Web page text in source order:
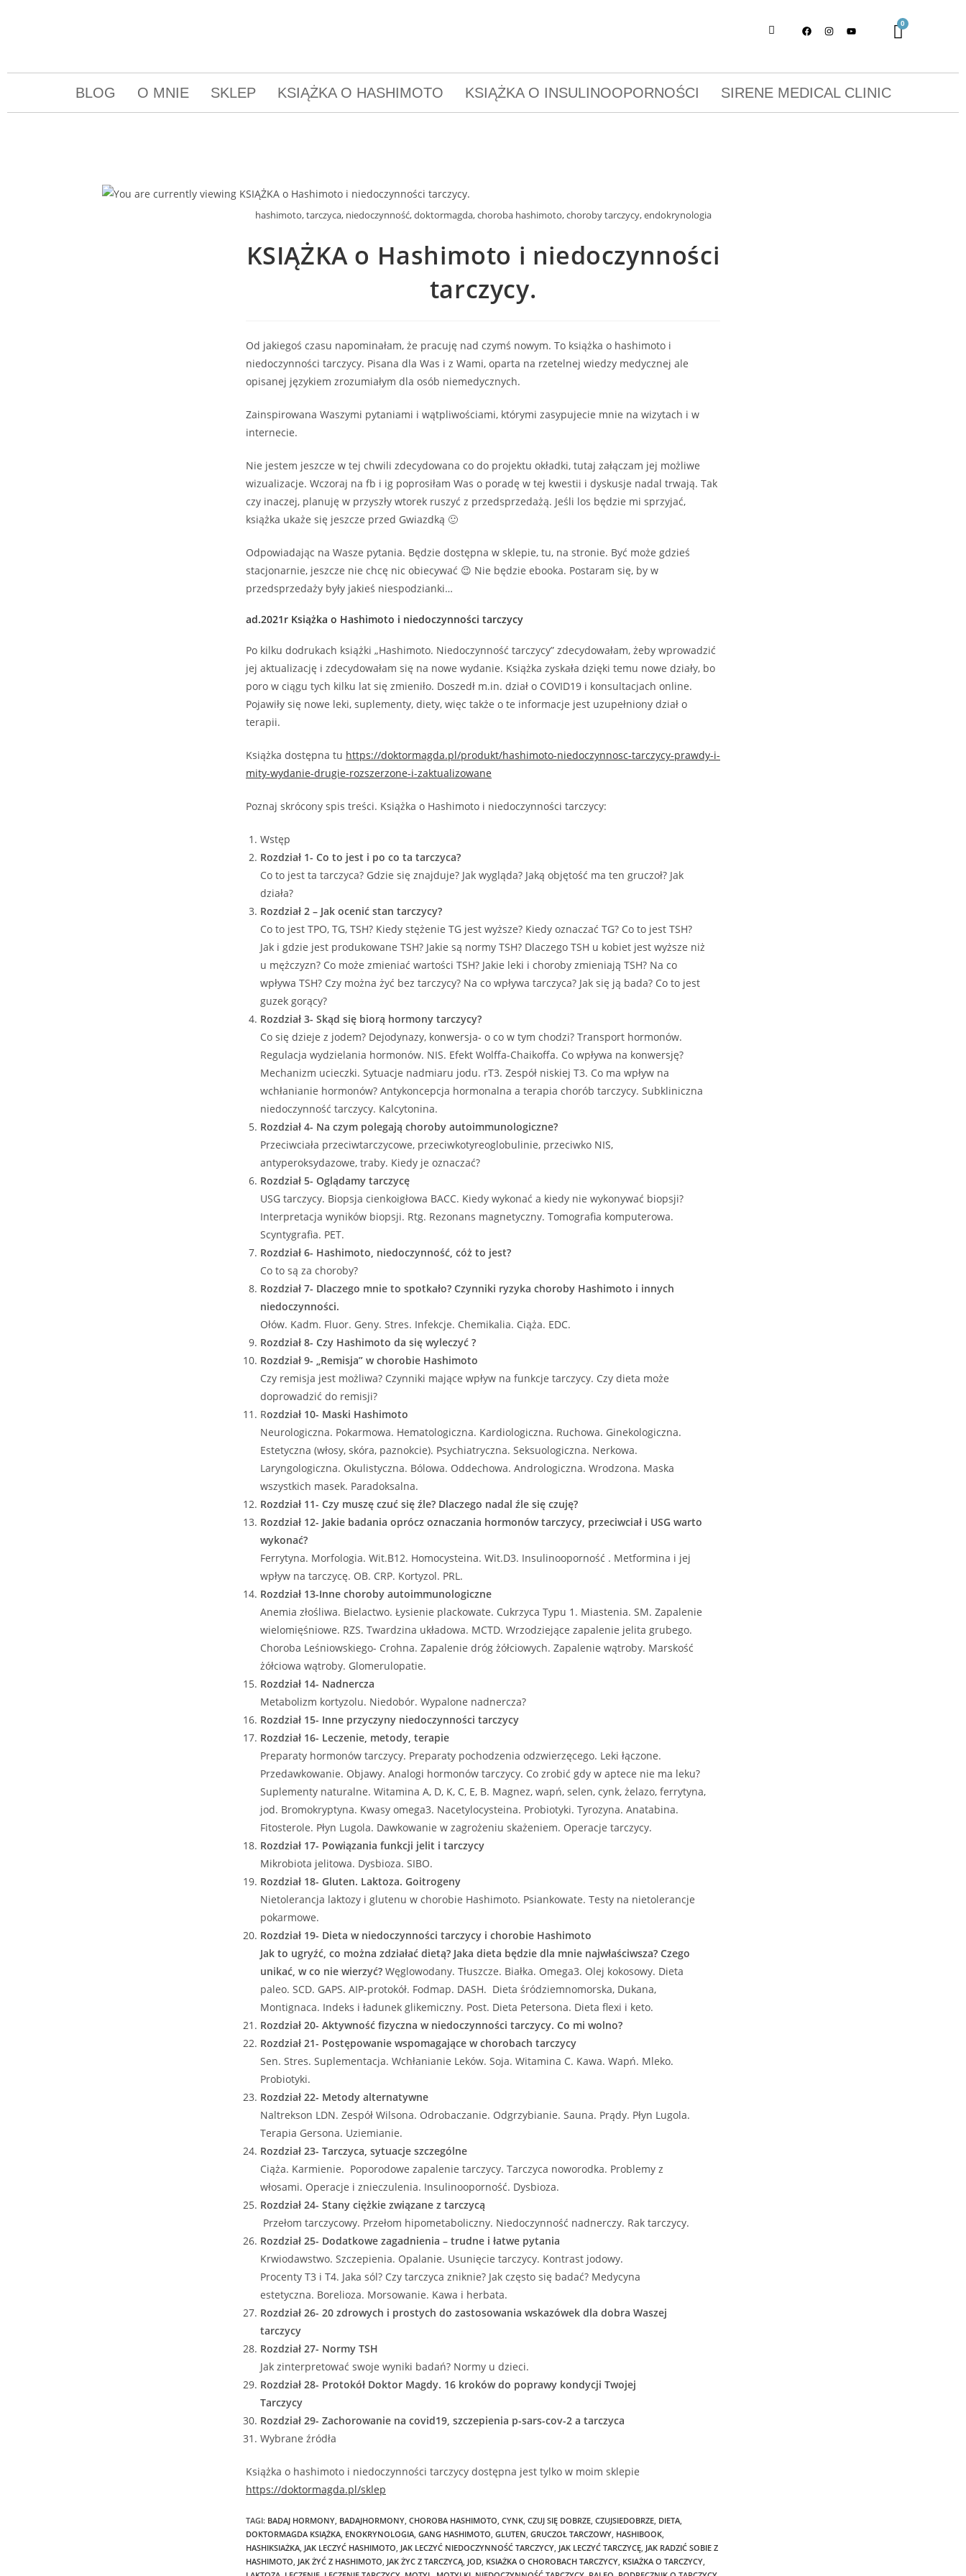
BLOG O MNIE SKLEP KSIĄŻKA O HASHIMOTO KSIĄŻKA O INSULINOOPORNOŚCI SIRENE MEDICAL CLINIC
hashimoto, tarczyca, niedoczynność, doktormagda, choroba hashimoto, choroby tarczycy, endokrynologia
KSIĄŻKA o Hashimoto i niedoczynności
tarczycy.
Od jakiegoś czasu napominałam, że pracuję nad czymś nowym. To książka o hashimoto i
niedoczynności tarczycy. Pisana dla Was i z Wami, oparta na rzetelnej wiedzy medycznej ale
opisanej językiem zrozumiałym dla osób niemedycznych.
Zainspirowana Waszymi pytaniami i wątpliwościami, którymi zasypujecie mnie na wizytach i w
internecie.
Nie jestem jeszcze w tej chwili zdecydowana co do projektu okładki, tutaj załączam jej możliwe
wizualizacje. Wczoraj na fb i ig poprosiłam Was o poradę w tej kwestii i dyskusje nadal trwają. Tak
czy inaczej, planuję w przyszły wtorek ruszyć z przedsprzedażą. Jeśli los będzie mi sprzyjać,
książka ukaże się jeszcze przed Gwiazdką 🙂
Odpowiadając na Wasze pytania. Będzie dostępna w sklepie, tu, na stronie. Być może gdzieś
stacjonarnie, jeszcze nie chcę nic obiecywać 😉 Nie będzie ebooka. Postaram się, by w
przedsprzedaży były jakieś niespodzianki…
ad.2021r Książka o Hashimoto i niedoczynności tarczycy
Po kilku dodrukach książki „Hashimoto. Niedoczynność tarczycy” zdecydowałam, żeby wprowadzić
jej aktualizację i zdecydowałam się na nowe wydanie. Książka zyskała dzięki temu nowe działy, bo
poro w ciągu tych kilku lat się zmieniło. Doszedł m.in. dział o COVID19 i konsultacjach online.
Pojawiły się nowe leki, suplementy, diety, więc także o te informacje jest uzupełniony dział o
terapii.
Książka dostępna tu https://doktormagda.pl/produkt/hashimoto-niedoczynnosc-tarczycy-prawdy-i-
mity-wydanie-drugie-rozszerzone-i-zaktualizowane
Poznaj skrócony spis treści. Książka o Hashimoto i niedoczynności tarczycy:
Wstęp
Rozdział 1- Co to jest i po co ta tarczyca?
Co to jest ta tarczyca? Gdzie się znajduje? Jak wygląda? Jaką objętość ma ten gruczoł? Jak
działa?
Rozdział 2 – Jak ocenić stan tarczycy?
Co to jest TPO, TG, TSH? Kiedy stężenie TG jest wyższe? Kiedy oznaczać TG? Co to jest TSH?
Jak i gdzie jest produkowane TSH? Jakie są normy TSH? Dlaczego TSH u kobiet jest wyższe niż
u mężczyzn? Co może zmieniać wartości TSH? Jakie leki i choroby zmieniają TSH? Na co
wpływa TSH? Czy można żyć bez tarczycy? Na co wpływa tarczyca? Jak się ją bada? Co to jest
guzek gorący?
Rozdział 3- Skąd się biorą hormony tarczycy?
Co się dzieje z jodem? Dejodynazy, konwersja- o co w tym chodzi? Transport hormonów.
Regulacja wydzielania hormonów. NIS. Efekt Wolffa-Chaikoffa. Co wpływa na konwersję?
Mechanizm ucieczki. Sytuacje nadmiaru jodu. rT3. Zespół niskiej T3. Co ma wpływ na
wchłanianie hormonów? Antykoncepcja hormonalna a terapia chorób tarczycy. Subkliniczna
niedoczynność tarczycy. Kalcytonina.
Rozdział 4- Na czym polegają choroby autoimmunologiczne?
Przeciwciała przeciwtarczycowe, przeciwkotyreoglobulinie, przeciwko NIS,
antyperoksydazowe, traby. Kiedy je oznaczać?
Rozdział 5- Oglądamy tarczycę
USG tarczycy. Biopsja cienkoigłowa BACC. Kiedy wykonać a kiedy nie wykonywać biopsji?
Interpretacja wyników biopsji. Rtg. Rezonans magnetyczny. Tomografia komputerowa.
Scyntygrafia. PET.
Rozdział 6- Hashimoto, niedoczynność, cóż to jest?
Co to są za choroby?
Rozdział 7- Dlaczego mnie to spotkało? Czynniki ryzyka choroby Hashimoto i innych
niedoczynności.
Ołów. Kadm. Fluor. Geny. Stres. Infekcje. Chemikalia. Ciąża. EDC.
Rozdział 8- Czy Hashimoto da się wyleczyć ?
Rozdział 9- „Remisja” w chorobie Hashimoto
Czy remisja jest możliwa? Czynniki mające wpływ na funkcje tarczycy. Czy dieta może
doprowadzić do remisji?
Rozdział 10- Maski Hashimoto
Neurologiczna. Pokarmowa. Hematologiczna. Kardiologiczna. Ruchowa. Ginekologiczna.
Estetyczna (włosy, skóra, paznokcie). Psychiatryczna. Seksuologiczna. Nerkowa.
Laryngologiczna. Okulistyczna. Bólowa. Oddechowa. Andrologiczna. Wrodzona. Maska
wszystkich masek. Paradoksalna.
Rozdział 11- Czy muszę czuć się źle? Dlaczego nadal źle się czuję?
Rozdział 12- Jakie badania oprócz oznaczania hormonów tarczycy, przeciwciał i USG warto
wykonać?
Ferrytyna. Morfologia. Wit.B12. Homocysteina. Wit.D3. Insulinooporność . Metformina i jej
wpływ na tarczycę. OB. CRP. Kortyzol. PRL.
Rozdział 13-Inne choroby autoimmunologiczne
Anemia złośliwa. Bielactwo. Łysienie plackowate. Cukrzyca Typu 1. Miastenia. SM. Zapalenie
wielomięśniowe. RZS. Twardzina układowa. MCTD. Wrzodziejące zapalenie jelita grubego.
Choroba Leśniowskiego- Crohna. Zapalenie dróg żółciowych. Zapalenie wątroby. Marskość
żółciowa wątroby. Glomerulopatie.
Rozdział 14- Nadnercza
Metabolizm kortyzolu. Niedobór. Wypalone nadnercza?
Rozdział 15- Inne przyczyny niedoczynności tarczycy
Rozdział 16- Leczenie, metody, terapie
Preparaty hormonów tarczycy. Preparaty pochodzenia odzwierzęcego. Leki łączone.
Przedawkowanie. Objawy. Analogi hormonów tarczycy. Co zrobić gdy w aptece nie ma leku?
Suplementy naturalne. Witamina A, D, K, C, E, B. Magnez, wapń, selen, cynk, żelazo, ferrytyna,
jod. Bromokryptyna. Kwasy omega3. Nacetylocysteina. Probiotyki. Tyrozyna. Anatabina.
Fitosterole. Płyn Lugola. Dawkowanie w zagrożeniu skażeniem. Operacje tarczycy.
Rozdział 17- Powiązania funkcji jelit i tarczycy
Mikrobiota jelitowa. Dysbioza. SIBO.
Rozdział 18- Gluten. Laktoza. Goitrogeny
Nietolerancja laktozy i glutenu w chorobie Hashimoto. Psiankowate. Testy na nietolerancje
pokarmowe.
Rozdział 19- Dieta w niedoczynności tarczycy i chorobie Hashimoto
Jak to ugryźć, co można zdziałać dietą? Jaka dieta będzie dla mnie najwłaściwsza? Czego
unikać, w co nie wierzyć? Węglowodany. Tłuszcze. Białka. Omega3. Olej kokosowy. Dieta
paleo. SCD. GAPS. AIP-protokół. Fodmap. DASH. Dieta śródziemnomorska, Dukana,
Montignaca. Indeks i ładunek glikemiczny. Post. Dieta Petersona. Dieta flexi i keto.
Rozdział 20- Aktywność fizyczna w niedoczynności tarczycy. Co mi wolno?
Rozdział 21- Postępowanie wspomagające w chorobach tarczycy
Sen. Stres. Suplementacja. Wchłanianie Leków. Soja. Witamina C. Kawa. Wapń. Mleko.
Probiotyki.
Rozdział 22- Metody alternatywne
Naltrekson LDN. Zespół Wilsona. Odrobaczanie. Odgrzybianie. Sauna. Prądy. Płyn Lugola.
Terapia Gersona. Uziemianie.
Rozdział 23- Tarczyca, sytuacje szczególne
Ciąża. Karmienie. Poporodowe zapalenie tarczycy. Tarczyca noworodka. Problemy z
włosami. Operacje i znieczulenia. Insulinooporność. Dysbioza.
Rozdział 24- Stany ciężkie związane z tarczycą
Przełom tarczycowy. Przełom hipometaboliczny. Niedoczynność nadnerczy. Rak tarczycy.
Rozdział 25- Dodatkowe zagadnienia – trudne i łatwe pytania
Krwiodawstwo. Szczepienia. Opalanie. Usunięcie tarczycy. Kontrast jodowy.
Procenty T3 i T4. Jaka sól? Czy tarczyca zniknie? Jak często się badać? Medycyna
estetyczna. Borelioza. Morsowanie. Kawa i herbata.
Rozdział 26- 20 zdrowych i prostych do zastosowania wskazówek dla dobra Waszej
tarczycy
Rozdział 27- Normy TSH
Jak zinterpretować swoje wyniki badań? Normy u dzieci.
Rozdział 28- Protokół Doktor Magdy. 16 kroków do poprawy kondycji Twojej
Tarczycy
Rozdział 29- Zachorowanie na covid19, szczepienia p-sars-cov-2 a tarczyca
Wybrane źródła
Książka o hashimoto i niedoczynności tarczycy dostępna jest tylko w moim sklepie
https://doktormagda.pl/sklep
TAGI: BADAJ HORMONY, BADAJHORMONY, CHOROBA HASHIMOTO, CYNK, CZUJ SIĘ DOBRZE, CZUJSIEDOBRZE, DIETA,
DOKTORMAGDA KSIĄŻKA, ENOKRYNOLOGIA, GANG HASHIMOTO, GLUTEN, GRUCZOŁ TARCZOWY, HASHIBOOK,
HASHIKSIAŻKA, JAK LECZYĆ HASHIMOTO, JAK LECZYĆ NIEDOCZYNNOŚĆ TARCZYCY, JAK LECZYĆ TARCZYCĘ, JAK RADZIĆ SOBIE Z
HASHIMOTO, JAK ŻYĆ Z HASHIMOTO, JAK ŻYC Z TARCZYCĄ, JOD, KSIAŻKA O CHOROBACH TARCZYCY, KSIAŻKA O TARCZYCY,